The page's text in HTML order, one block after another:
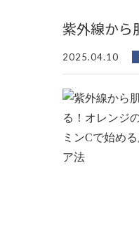
紫外線から
2025.04.10